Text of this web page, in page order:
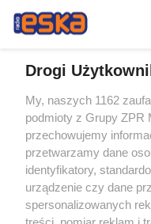
Żaden utwór zamieszczony
rozpowszechniany lub dalej
tym także elektroniczny lub
eksploatacji w jakiejkolwiek
Internecie bez pisemnej
wykorzystanie utworów w
tzn. bez właściwej zgody,
ścigane prawnie.
Drogi
My, naszych 1162
podmioty z Grupy ZPR
przechowujemy
przetwarzamy dane
identyfikatory,
urządzenie czy dane
spersonalizowanych
treści, pomiar reklam i